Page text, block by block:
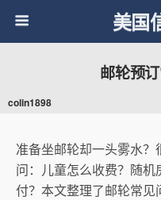
美国
邮轮预
colin1898
准备坐邮轮却一头雾水
问：儿童怎么收费？随
付？本文整理了邮轮常见